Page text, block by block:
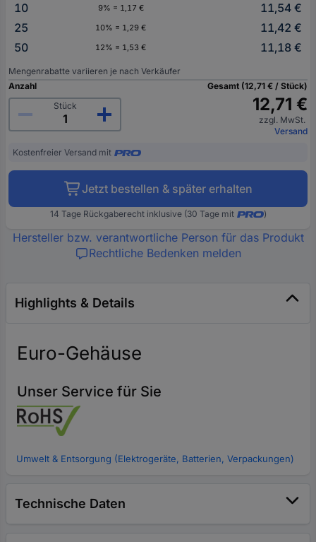
10
9% = 1,17 €
11,54 €
25
10% = 1,29 €
11,42 €
50
12% = 1,53 € 11,18 €
Mengenrabatte variieren je nach Verkäufer
Anzahl
Stück
Gesamt (12,71 € / Stück)
12,71 €
zzgl. MwSt.
Versand
Kostenfreier Versand mit
Jetzt bestellen & später erhalten
14 Tage Rückgaberecht inklusive (30 Tage mit )
Hersteller bzw. verantwortliche Person für das Produkt
Rechtliche Bedenken melden
Highlights & Details
Euro-Gehäuse
Unser Service für Sie
Umwelt & Entsorgung (Elektrogeräte, Batterien, Verpackungen)
Technische Daten